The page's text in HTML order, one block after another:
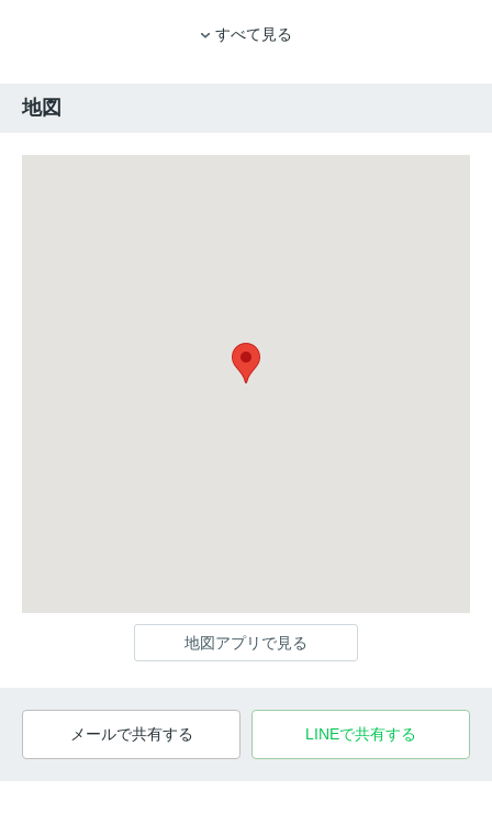
すべて見る
地図
地図アプリで見る
メールで共有する LINEで共有する